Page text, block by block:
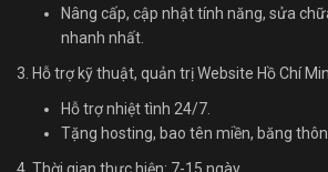
Nâng cấp, cập nhật tính năng, sửa
nhanh nhất.
3. Hỗ trợ kỹ thuật, quản trị Website Hồ Chí
Hỗ trợ nhiệt tình 24/7.
Tặng hosting, bao tên miền, băng